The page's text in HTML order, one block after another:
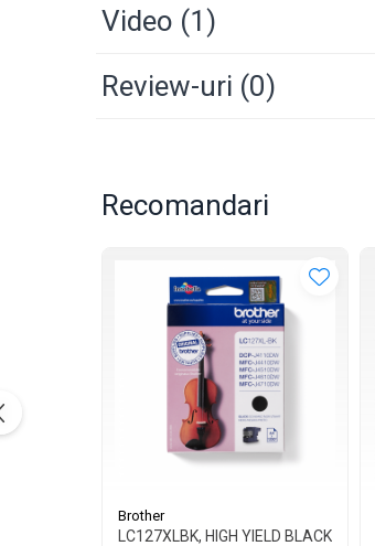
Video (1)
Review-uri (0)
Recomandari
Brother
LC127XLBK, HIGH YIELD BLACK